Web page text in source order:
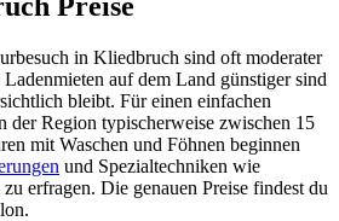
in Kliedbruch sind oft moderater
auf dem Land günstiger sind
bleibt. Für einen einfachen
der Region typischerweise zwischen 15
mit Waschen und Föhnen beginnen
und Spezialtechniken wie
erfragen. Die genauen Preise findest du